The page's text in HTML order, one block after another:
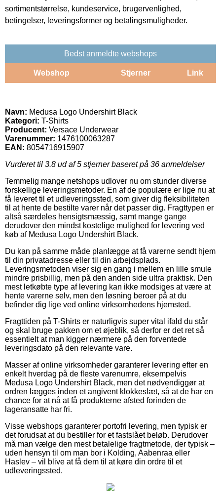
sortimentstørrelse, kundeservice, brugervenlighed,
betingelser, leveringsformer og betalingsmuligheder.
Bedst anmeldte webshops
Webshop Stjerner Link
Navn: Medusa Logo Undershirt Black
Kategori: T-Shirts
Producent: Versace Underwear
Varenummer: 1476100063287
EAN: 8054716915907
Vurderet til 3.8 ud af 5 stjerner baseret på 36 anmeldelser
Temmelig mange netshops udlover nu om stunder diverse
forskellige leveringsmetoder. En af de populære er lige nu at
få leveret til et udleveringssted, som giver dig fleksibiliteten
til at hente de bestilte varer når det passer dig. Fragttypen er
altså særdeles hensigtsmæssig, samt mange gange
derudover den mindst kostelige mulighed for levering ved
køb af Medusa Logo Undershirt Black.
Du kan på samme måde planlægge at få varerne sendt hjem
til din privatadresse eller til din arbejdsplads.
Leveringsmetoden viser sig en gang i mellem en lille smule
mindre prisbillig, men på den anden side ultra praktisk. Den
mest letkøbte type af levering kan ikke modsiges at være at
hente varerne selv, men den løsning beroer på at du
befinder dig lige ved online virksomhedens hjemsted.
Fragttiden på T-Shirts er naturligvis super vital ifald du står
og skal bruge pakken om et øjeblik, så derfor er det ret så
essentielt at man kigger nærmere på den forventede
leveringsdato på den relevante vare.
Masser af online virksomheder garanterer levering efter en
enkelt hverdag på de fleste varenumre, eksempelvis
Medusa Logo Undershirt Black, men det nødvendiggør at
ordren lægges inden et angivent klokkeslæt, så at de har en
chance for at nå at få produkterne afsted forinden de
lageransatte har fri.
Visse webshops garanterer portofri levering, men typisk er
det forudsat at du bestiller for et fastslået beløb. Derudover
må man vælge den mest betalelige fragtmetode, der typisk –
uden hensyn til om man bor i Kolding, Aabenraa eller
Haslev – vil blive at få dem til at køre din ordre til et
udleveringssted.